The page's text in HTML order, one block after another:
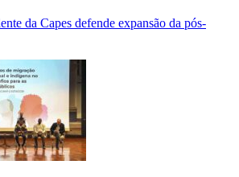
da Capes defende expansão da pós-